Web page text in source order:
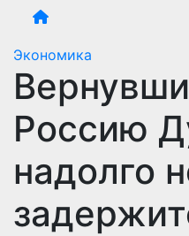
Экономика
Россию
надолго